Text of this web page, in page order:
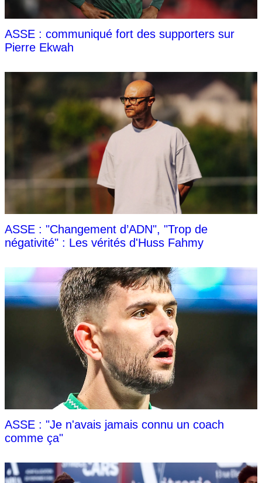
ASSE : communiqué fort des supporters sur
Pierre Ekwah
ASSE : "Changement d’ADN", "Trop de
négativité" : Les vérités d'Huss Fahmy
ASSE : "Je n'avais jamais connu un coach
comme ça"